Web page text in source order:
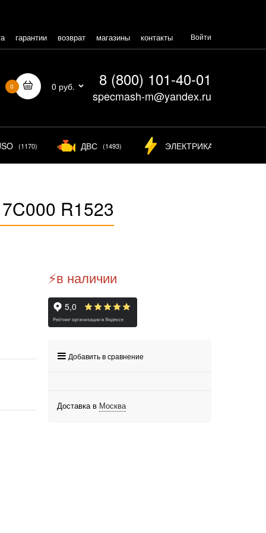
гарантии возврат магазины контакты Войти
0 0 руб. 8 (800) 101-40-01
specmash-m@yandex.ru
(1170) ДВС (1493) ЭЛЕКТРИКА
R1523
⚡️в наличии
Добавить в сравнение
Доставка в Москва